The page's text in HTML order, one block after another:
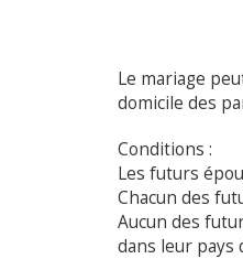
Le mariage
domicile des
Conditions :
Les futurs
Chacun des
Aucun des
dans leur pays